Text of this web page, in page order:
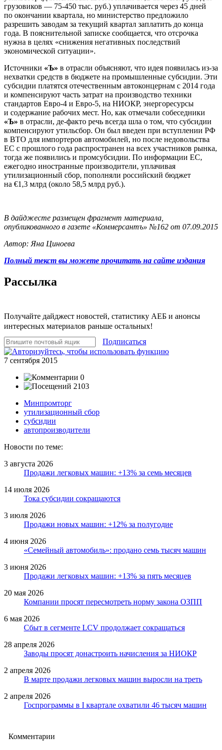
грузовиков — 75-450 тыс. руб.) уплачивается через 45 дней
по окончании квартала, но министерство предложило
разрешить заводам за текущий квартал заплатить до конца
года. В пояснительной записке сообщается, что отсрочка
нужна в целях «снижения негативных последствий
экономической ситуации».
Источники «Ъ» в отрасли объясняют, что идея появилась из-за
нехватки средств в бюджете на промышленные субсидии. Эти
субсидии платятся отечественным автоконцернам с 2014 года
и компенсируют часть затрат на производство техники
стандартов Евро-4 и Евро-5, на НИОКР, энергоресурсы
и содержание рабочих мест. Но, как отмечали собеседники
«Ъ» в отрасли, де-факто речь всегда шла о том, что субсидии
компенсируют утильсбор. Он был введен при вступлении РФ
в ВТО для импортеров автомобилей, но после недовольства
ЕС с прошлого года распространен на всех участников рынка,
тогда же появились и промсубсидии. По информации ЕС,
ежегодно иностранные производители, уплачивая
утилизационный сбор, пополняли российский бюджет
на €1,3 млрд (около 58,5 млрд руб.).
В дайджесте размещен фрагмент материала,
опубликованного в газете «Коммерсантъ» №162 от 07.09.2015
Автор: Яна Циноева
Полный текст вы можете прочитать на сайте издания
Рассылка
Получайте дайджест новостей, статистику АЕБ и анонсы
интересных материалов раньше остальных!
Подписаться
7 сентября 2015
0
2103
Минпромторг
утилизационный сбор
субсидии
автопроизводители
Новости по теме:
3 августа 2026
Продажи легковых машин: +13% за семь месяцев
14 июля 2026
Тока субсидии сокращаются
3 июля 2026
Продажи новых машин: +12% за полугодие
4 июня 2026
«Семейный автомобиль»: продано семь тысяч машин
3 июня 2026
Продажи легковых машин: +13% за пять месяцев
20 мая 2026
Компании просят пересмотреть норму закона ОЗПП
6 мая 2026
Сбыт в сегменте LCV продолжает сокращаться
28 апреля 2026
Заводы просят донастроить начисления за НИОКР
2 апреля 2026
В марте продажи легковых машин выросли на треть
2 апреля 2026
Госпрограммы в I квартале охватили 46 тысяч машин
Комментарии